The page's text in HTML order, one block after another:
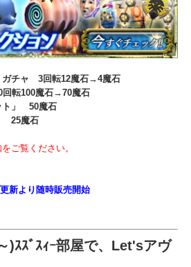
レクション」ガチャのセールや、お得な
販売！
」ガチャ 3回転12魔石→4魔石
回転100魔石→70魔石
をご覧ください。